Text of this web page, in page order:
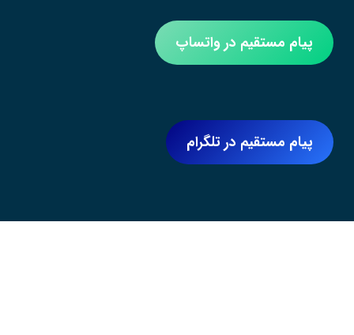
پیام مستقیم در واتساپ
پیام مستقیم در تلگرام